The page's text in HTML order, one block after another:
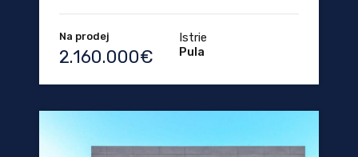
Na prodej
2.160.000€
Istrie
Pula